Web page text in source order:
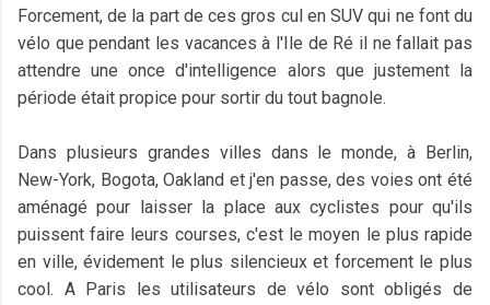
Forcement, de la part de ces gros cul en SUV qui ne font du
vélo que pendant les vacances à l'Ile de Ré il ne fallait pas
attendre une once d'intelligence alors que justement la
période était propice pour sortir du tout bagnole.
Dans plusieurs grandes villes dans le monde, à Berlin,
New-York, Bogota, Oakland et j'en passe, des voies ont été
aménagé pour laisser la place aux cyclistes pour qu'ils
puissent faire leurs courses, c'est le moyen le plus rapide
en ville, évidement le plus silencieux et forcement le plus
cool. A Paris les utilisateurs de vélo sont obligés de